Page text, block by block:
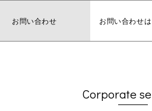
お問い合わせ お問い合わせは
Corporate